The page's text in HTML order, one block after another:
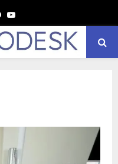
Pinterest
Youtube